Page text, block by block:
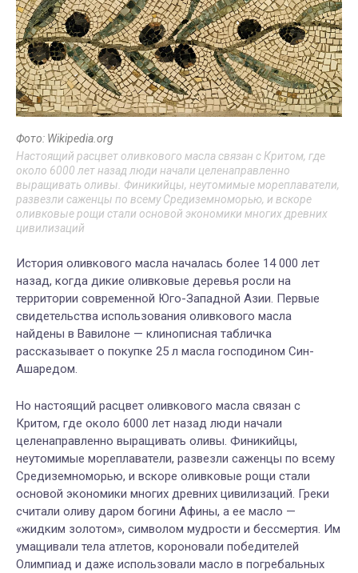
Фото: Wikipedia.org
Настоящий расцвет оливкового масла связан с Критом, где
около 6000 лет назад люди начали целенаправленно
выращивать оливы. Финикийцы, неутомимые мореплаватели,
развезли саженцы по всему Средиземноморью, и вскоре
оливковые рощи стали основой экономики многих древних
цивилизаций
История оливкового масла началась более 14 000 лет
назад, когда дикие оливковые деревья росли на
территории современной Юго-Западной Азии. Первые
свидетельства использования оливкового масла
найдены в Вавилоне — клинописная табличка
рассказывает о покупке 25 л масла господином Син-
Ашаредом.
Но настоящий расцвет оливкового масла связан с
Критом, где около 6000 лет назад люди начали
целенаправленно выращивать оливы. Финикийцы,
неутомимые мореплаватели, развезли саженцы по всему
Средиземноморью, и вскоре оливковые рощи стали
основой экономики многих древних цивилизаций. Греки
считали оливу даром богини Афины, а ее масло —
«жидким золотом», символом мудрости и бессмертия. Им
умащивали тела атлетов, короновали победителей
Олимпиад и даже использовали масло в погребальных